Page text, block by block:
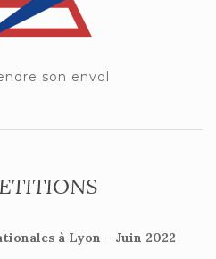
son envol
à Lyon – Juin 2022